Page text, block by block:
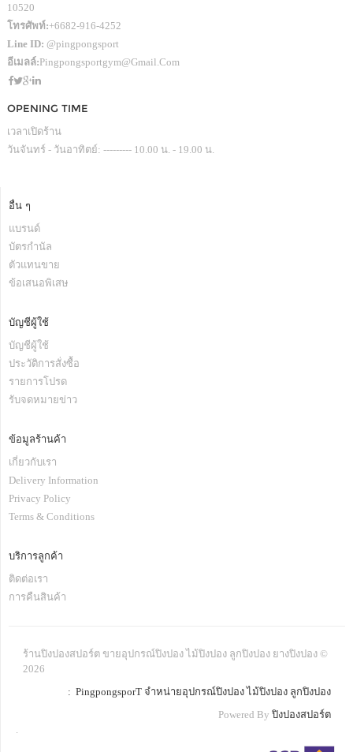
10520
โทรศัพท์:+6682-916-4252
Line ID: @pingpongsport
อีเมลล์:Pingpongsportgym@gmail.com
OPENING TIME
เวลาเปิดร้าน
วันจันทร์ - วันอาทิตย์: --------- 10.00 น. - 19.00 น.
อื่น ๆ
แบรนด์
บัตรกำนัล
ตัวแทนขาย
ข้อเสนอพิเสษ
บัญชีผู้ใช้
บัญชีผู้ใช้
ประวัติการสั่งซื้อ
รายการโปรด
รับจดหมายข่าว
ข้อมูลร้านค้า
เกี่ยวกับเรา
Delivery Information
Privacy Policy
Terms & Conditions
บริการลูกค้า
ติดต่อเรา
การคืนสินค้า
ร้านปิงปองสปอร์ต ขายอุปกรณ์ปิงปอง ไม้ปิงปอง ลูกปิงปอง ยางปิงปอง ©
2026
: PingpongsporT จำหน่ายอุปกรณ์ปิงปอง ไม้ปิงปอง ลูกปิงปอง
Powered By ปิงปองสปอร์ต